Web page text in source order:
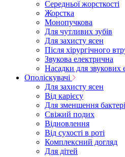
Середньої жорсткості
Жорстка
Монопучкова
Для чутливих зубів
Для захисту ясен
Після хірургічного
Звукова електрична
Насадки для звукових
Ополіскувачі
Для захисту ясен
Від карієсу
Для зменшення
Свіжий подих
Відновлення
Від сухості в роті
Комплексний догляд
Для дітей